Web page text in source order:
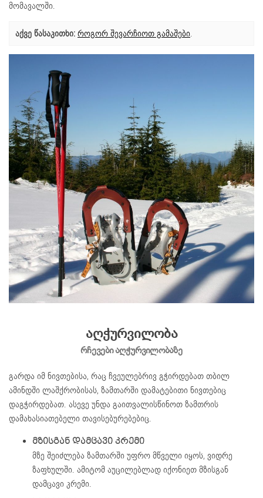
მომავალში.
აქვე წასაკითხი: როგორ შევარჩიოთ გამაშები.
აღჭურვილობა
რჩევები აღჭურვილობაზე
გარდა იმ ნივთებისა, რაც ჩვეულებრივ გჭირდებათ თბილ
ამინდში ლაშქრობისას, ზამთარში დამატებითი ნივთებიც
დაგჭირდებათ. ასევე უნდა გაითვალისწინოთ ზამთრის
დამახასიათებელი თავისებურებებიც.
ᲛᲖᲘᲡᲒᲐᲜ ᲓᲐᲛᲪᲐᲕᲘ ᲙᲠᲔᲛᲘ
მზე შეიძლება ზამთარში უფრო მწველი იყოს, ვიდრე
ზაფხულში. ამიტომ აუცილებლად იქონიეთ მზისგან
დამცავი კრემი.